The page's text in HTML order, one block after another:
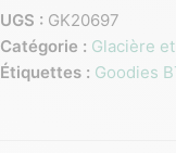
UGS : GK20697
Catégorie : Glacière
Étiquettes : Goodies